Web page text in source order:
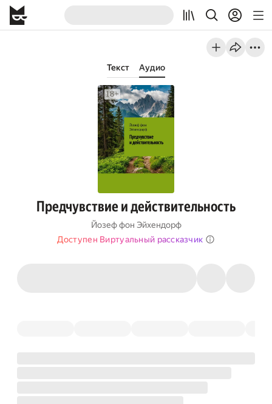
Текст Аудио
Предчувствие и действительность
Йозеф фон Эйхендорф
Доступен Виртуальный рассказчик